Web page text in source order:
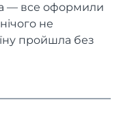
— все оформили
не
пройшла без